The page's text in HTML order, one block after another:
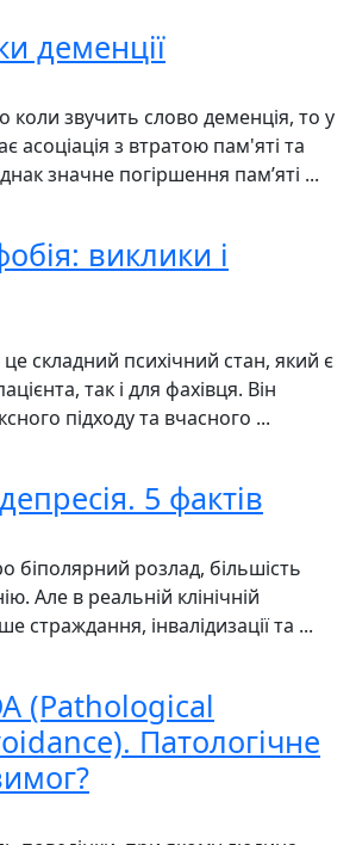
деменції
коли звучить слово деменція, то у
асоціація з втратою пам'яті та
значне погіршення пам’яті ...
виклики і
складний психічний стан, який є
так і для фахівця. Він
підходу та вчасного ...
5 фактів
біполярний розлад, більшість
Але в реальній клінічній
страждання, інвалідизації та ...
(Pathological
Патологічне